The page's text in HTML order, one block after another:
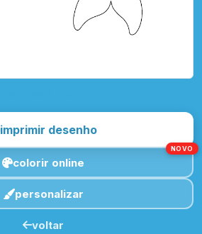
imprimir desenho
colorir online
NOVO
personalizar
voltar